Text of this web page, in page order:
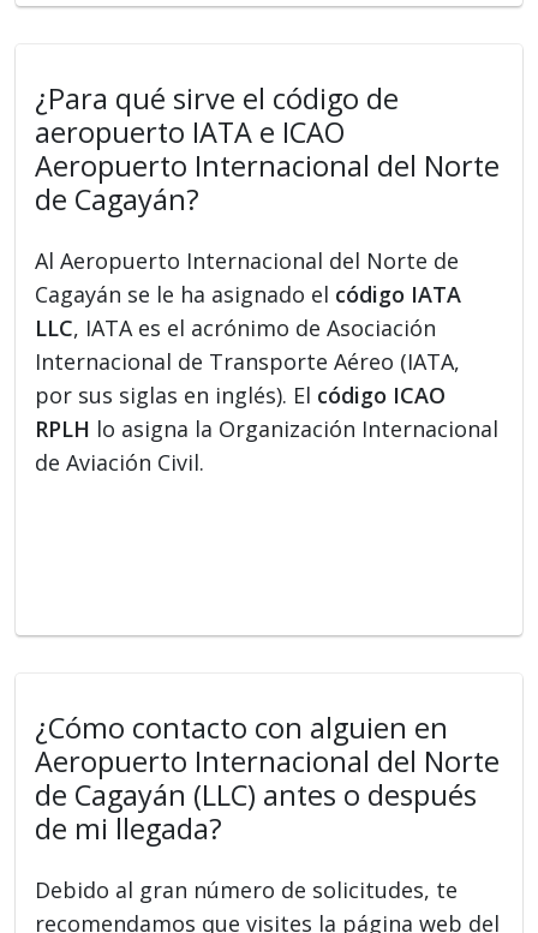
¿Para qué sirve el código de
aeropuerto IATA e ICAO
Aeropuerto Internacional del Norte
de Cagayán?
Al Aeropuerto Internacional del Norte de
Cagayán se le ha asignado el código IATA
LLC, IATA es el acrónimo de Asociación
Internacional de Transporte Aéreo (IATA,
por sus siglas en inglés). El código ICAO
RPLH lo asigna la Organización Internacional
de Aviación Civil.
¿Cómo contacto con alguien en
Aeropuerto Internacional del Norte
de Cagayán (LLC) antes o después
de mi llegada?
Debido al gran número de solicitudes, te
recomendamos que visites la página web del